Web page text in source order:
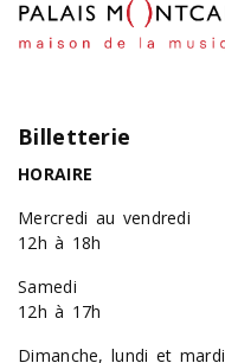
Billetterie
HORAIRE
Mercredi au vendredi
12h à 18h
Samedi
12h à 17h
Dimanche, lundi et mardi